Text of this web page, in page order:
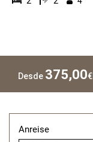
Desde 375,00€